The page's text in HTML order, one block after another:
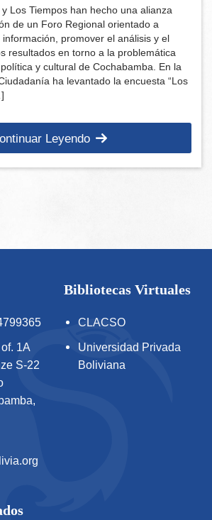
Los Tiempos han hecho una alianza
de un Foro Regional orientado a
promover el análisis y el
resultados en torno a la problemática
y cultural de Cochabamba. En la
ha levantado la encuesta “Los
Leyendo
1A
S-22
Bibliotecas Virtuales
CLACSO
Universidad Privada
Boliviana